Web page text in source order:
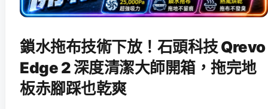
鎖水拖布技術下放！石頭科技 Qrevo
Edge 2 深度清潔大師開箱，拖完地
板赤腳踩也乾爽